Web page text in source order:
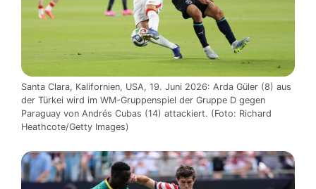
Santa Clara, Kalifornien, USA, 19. Juni 2026: Arda Güler (8) aus
der Türkei wird im WM-Gruppenspiel der Gruppe D gegen
Paraguay von Andrés Cubas (14) attackiert. (Foto: Richard
Heathcote/Getty Images)